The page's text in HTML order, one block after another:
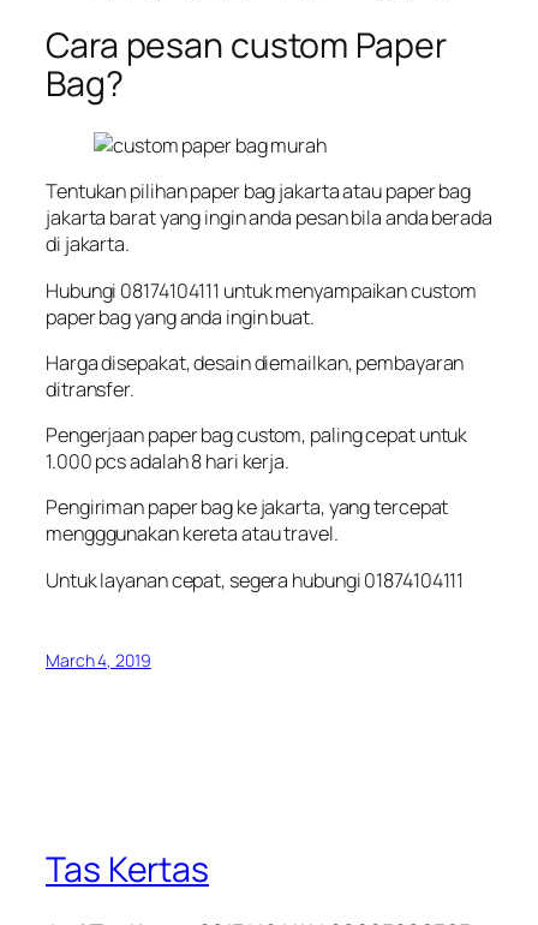
Cara pesan custom Paper
Bag?
Tentukan pilihan paper bag jakarta atau paper bag
jakarta barat yang ingin anda pesan bila anda berada
di jakarta.
Hubungi 08174104111 untuk menyampaikan custom
paper bag yang anda ingin buat.
Harga disepakat, desain diemailkan, pembayaran
ditransfer.
Pengerjaan paper bag custom, paling cepat untuk
1.000 pcs adalah 8 hari kerja.
Pengiriman paper bag ke jakarta, yang tercepat
mengggunakan kereta atau travel.
Untuk layanan cepat, segera hubungi 01874104111
March 4, 2019
Tas Kertas